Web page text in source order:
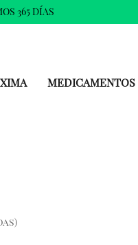
365 DÍAS
MEDICAMENTOS